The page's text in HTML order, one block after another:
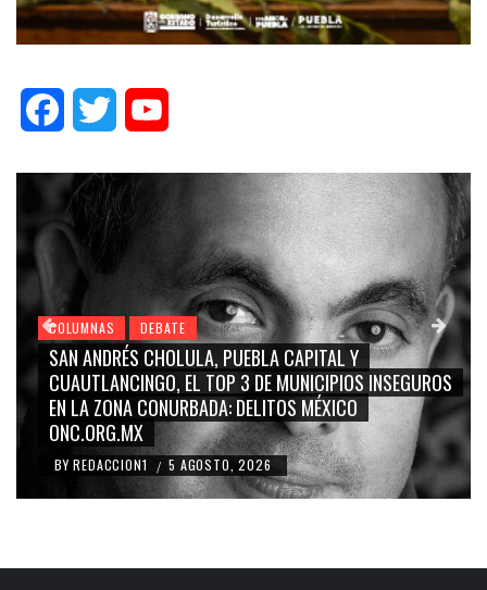
FacebookTwitter
COLUMNAS DEBATE
GRACE PALOMARES, NAY SALVATORI, SERGIO
CARMEN SALINAS “LA CORCHOLATA”,
BLANCO, SILVIA PINAL: LA TRIVIALIZACIÓN Y
RIDICULIZACIÓN DE LA REPRESENTACIÓN
BY REDACCION1 / 4 AGOSTO, 2026